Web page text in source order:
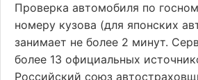
Проверка автомобиля по
номеру кузова (для японских
занимает не более 2 минут.
более 13 официальных
Российский союз